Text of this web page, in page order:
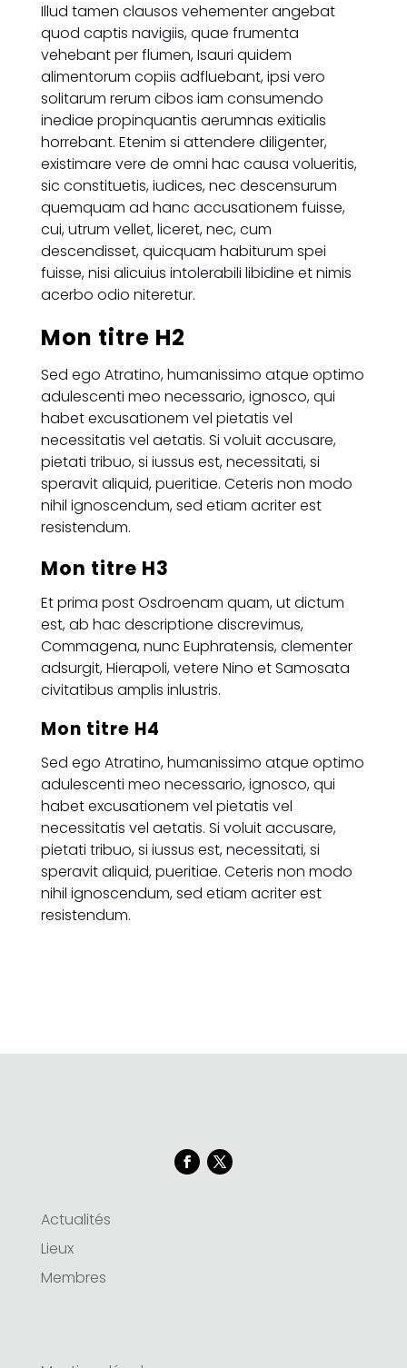
Illud tamen clausos vehementer angebat
quod captis navigiis, quae frumenta
vehebant per flumen, Isauri quidem
alimentorum copiis adfluebant, ipsi vero
solitarum rerum cibos iam consumendo
inediae propinquantis aerumnas exitialis
horrebant. Etenim si attendere diligenter,
existimare vere de omni hac causa volueritis,
sic constituetis, iudices, nec descensurum
quemquam ad hanc accusationem fuisse,
cui, utrum vellet, liceret, nec, cum
descendisset, quicquam habiturum spei
fuisse, nisi alicuius intolerabili libidine et nimis
acerbo odio niteretur.
Mon titre H2
Sed ego Atratino, humanissimo atque optimo
adulescenti meo necessario, ignosco, qui
habet excusationem vel pietatis vel
necessitatis vel aetatis. Si voluit accusare,
pietati tribuo, si iussus est, necessitati, si
speravit aliquid, pueritiae. Ceteris non modo
nihil ignoscendum, sed etiam acriter est
resistendum.
Mon titre H3
Et prima post Osdroenam quam, ut dictum
est, ab hac descriptione discrevimus,
Commagena, nunc Euphratensis, clementer
adsurgit, Hierapoli, vetere Nino et Samosata
civitatibus amplis inlustris.
Mon titre H4
Sed ego Atratino, humanissimo atque optimo
adulescenti meo necessario, ignosco, qui
habet excusationem vel pietatis vel
necessitatis vel aetatis. Si voluit accusare,
pietati tribuo, si iussus est, necessitati, si
speravit aliquid, pueritiae. Ceteris non modo
nihil ignoscendum, sed etiam acriter est
resistendum.
Actualités
Lieux
Membres